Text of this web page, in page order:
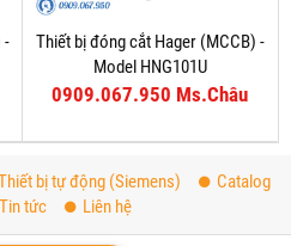
-
Thiết bị đóng cắt Hager (MCCB) -
Model HNG101U
0909.067.950 Ms.Châu
bị tự động (Siemens)
Catalog
Tin tức Liên hệ